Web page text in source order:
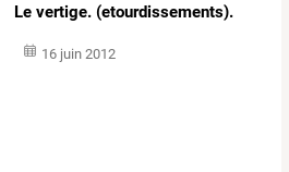
Le vertige. (etourdissements).
16 juin 2012